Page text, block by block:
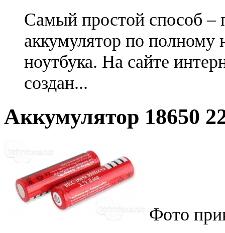
Самый простой способ –
аккумулятор по
ноутбука. На сайте
создан...
Аккумулятор 18650
Фото